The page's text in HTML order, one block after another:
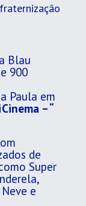
Blau
900
Paula em
Cinema – “
de
Super
e